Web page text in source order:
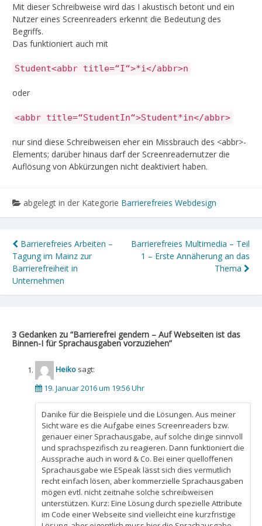
Mit dieser Schreibweise wird das I akustisch betont und ein
Nutzer eines Screenreaders erkennt die Bedeutung des
Begriffs.
Das funktioniert auch mit
Student<abbr title=“I“>*i</abbr>n
oder
<abbr title=“StudentIn“>Student*in</abbr>
nur sind diese Schreibweisen eher ein Missbrauch des <abbr>-
Elements; darüber hinaus darf der Screenreadernutzer die
Auflösung von Abkürzungen nicht deaktiviert haben.
abgelegt in der Kategorie Barrierefreies Webdesign
Barrierefreies Arbeiten –
Tagung im Mainz zur
Barrierefreiheit in
Unternehmen
Barrierefreies Multimedia – Teil
1 – Erste Annäherung an das
Thema
3 Gedanken zu “Barrierefrei gendern – Auf Webseiten ist das
Binnen-I für Sprachausgaben vorzuziehen”
Heiko sagt:
19. Januar 2016 um 19:56 Uhr
Danike für die Beispiele und die Lösungen. Aus meiner
Sicht wäre es die Aufgabe eines Screenreaders bzw.
genauer einer Sprachausgabe, auf solche dinge sinnvoll
und sprachspezifisch zu reagieren. Dann funktioniert die
Aussprache auch in word & Co. Bei einer quelloffenen
Sprachausgabe wie ESpeak lässt sich dies vermutlich
recht einfach lösen, aber kommerzielle Sprachausgaben
mögen evtl. nicht zeitnahe solche schreibweisen
unterstützen. Kurz: Eine Lösung durch spezielle Attribute
im Code einer Webseite sind vielleicht eine kurzfristige